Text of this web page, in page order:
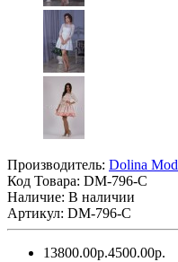
Производитель: Dolina Mod
Код Товара: DM-796-C
Наличие: В наличии
Артикул: DM-796-C
13800.00р.4500.00р.